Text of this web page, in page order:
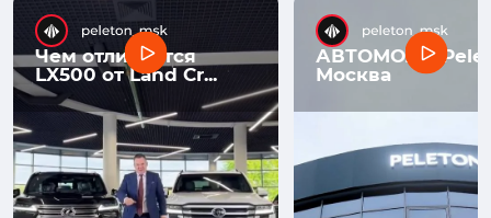
Чем отличается
LX500 от Land Cr...
АВТОМОЛЛ
Москва